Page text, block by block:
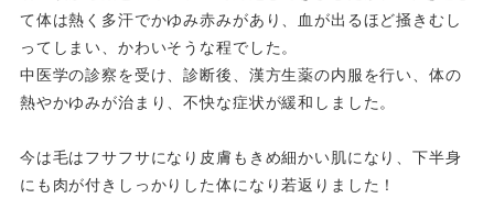
て体は熱く多汗でかゆみ赤みがあり、
血が出るほど掻きむし
ってしまい、かわいそうな程でした。
中医学の診察を受け、診断後、漢方生薬の内服を行い、 体の
熱やかゆみが治まり、不快な症状が緩和しました。
今は毛はフサフサになり皮膚もきめ細かい肌になり、下半身
にも肉が付きしっかりした体になり若返りました！